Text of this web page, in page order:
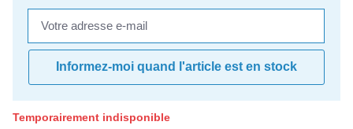
Informez-moi quand l'article est en stock
Temporairement indisponible